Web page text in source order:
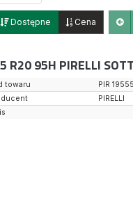
Dostępne Cena
95H PIRELLI
towaru
PIR
PIRELLI